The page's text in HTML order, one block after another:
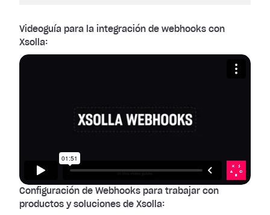
Videoguía para la integración de webhooks con
Xsolla:
Configuración de Webhooks para trabajar con
productos y soluciones de Xsolla: